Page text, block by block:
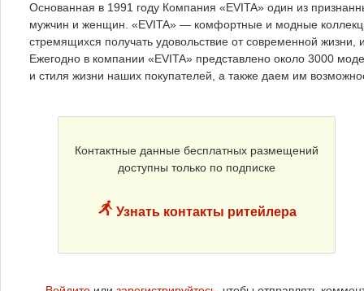
Основанная в 1991 году Компания «EVITA» один из
мужчин и женщин. «EVITA» — комфортные и модные
стремящихся получать удовольствие от современной
Ежегодно в компании «EVITA» представлено около 3000
и стиля жизни наших покупателей, а также даем им
Контактные данные бесплатных размещений
доступны только по подписке
Узнать контакты ритейлера